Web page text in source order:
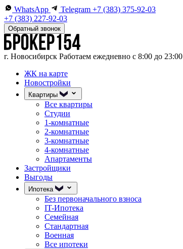
WhatsApp Telegram +7 (383) 375-92-03
+7 (383) 227-92-03
Обратный звонок
г. Новосибирск Работаем ежедневно с 8:00 до 23:00
ЖК на карте
Новостройки
Квартиры
Все квартиры
Студии
1-комнатные
2-комнатные
3-комнатные
4-комнатные
Апартаменты
Застройщики
Выгоды
Ипотека
Без первоначального взноса
IT-Ипотека
Семейная
Стандартная
Военная
Все ипотеки